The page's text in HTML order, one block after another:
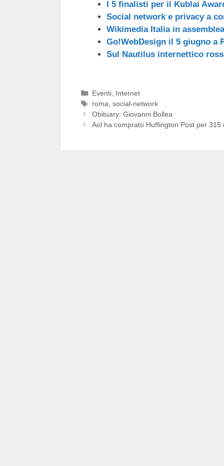
I 5 finalisti per il Kublai
Social network e privacy a
Wikimedia Italia in
Go!WebDesign il 5 giugno a
Sul Nautilus internettico
Categorie
Eventi, Internet
Tag
roma social-network
Obituary: Giovanni Bollea
Aol ha comprato Huffington Post per 315